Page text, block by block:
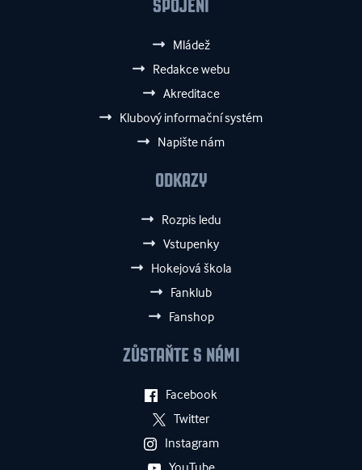
SPOJENÍ
Klubový informační systém
Napište nám
ODKAZY
Rozpis ledu
Vstupenky
Hokejová škola
Fanshop
ZŮSTAŇTE S NÁMI
Instagram